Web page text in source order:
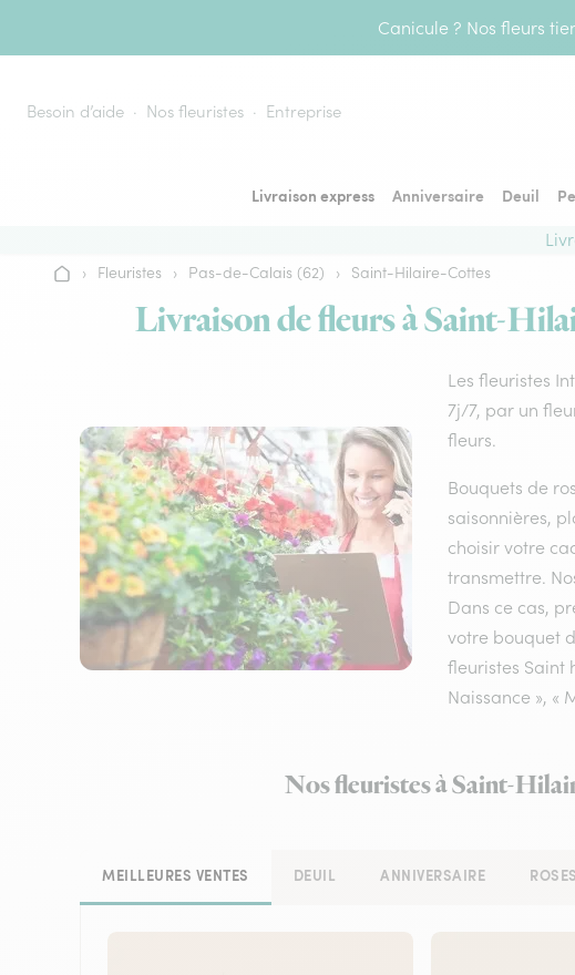
Canicule ? Nos fleurs
Besoin d’aide Nos fleuristes Entreprise
Livraison express Anniversaire Deuil
Accueil
› Fleuristes › Pas-de-Calais (62) › Saint-Hilaire-Cottes
Livraison de fleurs à Saint-
Les fleuristes
7j/7, par un
fleurs.
Bouquets de
saisonnières,
choisir votre
transmettre.
Dans ce cas,
votre bouquet
fleuristes Saint
Naissance », «
Nos fleuristes à Saint-
MEILLEURES VENTES DEUIL ANNIVERSAIRE ROSES